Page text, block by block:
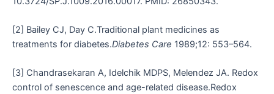
[2] Bailey CJ, Day C.Traditional plant medicines as
treatments for diabetes.Diabetes Care 1989;12: 553–564.
[3] Chandrasekaran A, Idelchik MDPS, Melendez JA. Redox
control of senescence and age-related disease.Redox